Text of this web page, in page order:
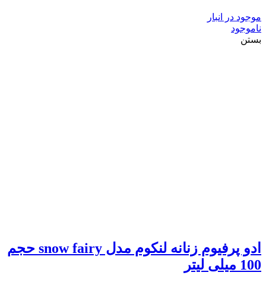
موجود در انبار
ناموجود
بستن
ادو پرفیوم زنانه لنکوم مدل snow fairy حجم
100 میلی لیتر